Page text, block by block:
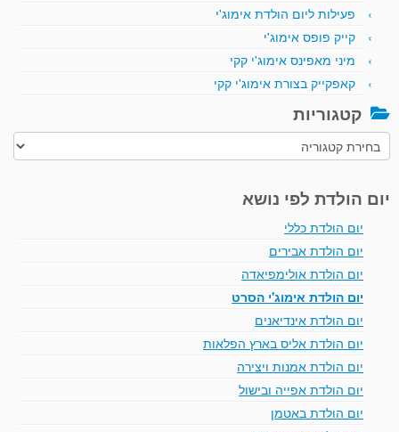
פעילות ליום הולדת אימוג'י
קייק פופס אימוג'י
מיני מאפינס אימוג'י קקי
קאפקייק בצורת אימוג'י קקי
קטגוריות
קטגוריות
יום הולדת לפי נושא
יום הולדת כללי
יום הולדת אבירים
יום הולדת אולימפיאדה
יום הולדת אימוג'י הסרט
יום הולדת אינדיאנים
יום הולדת אליס בארץ הפלאות
יום הולדת אמנות ויצירה
יום הולדת אפייה ובישול
יום הולדת באטמן